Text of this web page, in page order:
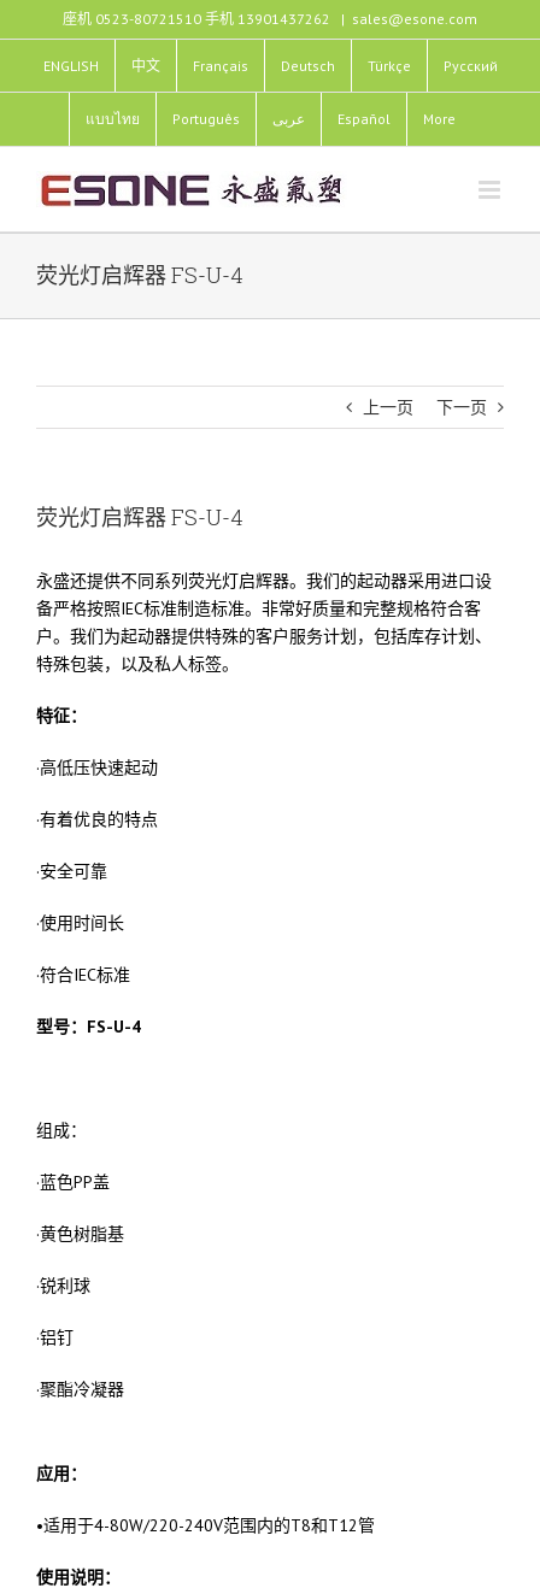
过
容
座机 0523-80721510 手机 13901437262 | sales@esone.com
ENGLISH 中文 Français Deutsch Türkçe Pусский
แบบไทย Português عربى Español More
荧光灯启辉器 FS-U-4
上一页 下一页
荧光灯启辉器 FS-U-4
永盛还提供不同系列荧光灯启辉器。我们的起动器采用进口设
备严格按照IEC标准制造标准。非常好质量和完整规格符合客
户。我们为起动器提供特殊的客户服务计划，包括库存计划、
特殊包装，以及私人标签。
特征：
·高低压快速起动
·有着优良的特点
·安全可靠
·使用时间长
·符合IEC标准
型号：FS-U-4
组成：
·蓝色PP盖
·黄色树脂基
·锐利球
·铝钉
·聚酯冷凝器
应用：
•适用于4-80W/220-240V范围内的T8和T12管
使用说明：